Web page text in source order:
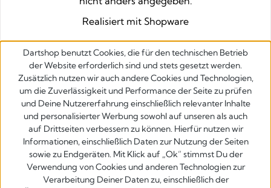
Realisiert mit Shopware
Dartshop benutzt Cookies, die für den technischen Betrieb
der Website erforderlich sind und stets gesetzt werden.
Zusätzlich nutzen wir auch andere Cookies und Technologien,
um die Zuverlässigkeit und Performance der Seite zu prüfen
und Deine Nutzererfahrung einschließlich relevanter Inhalte
und personalisierter Werbung sowohl auf unseren als auch
auf Drittseiten verbessern zu können. Hierfür nutzen wir
Informationen, einschließlich Daten zur Nutzung der Seiten
sowie zu Endgeräten. Mit Klick auf „Ok” stimmst Du der
Verwendung von Cookies und anderen Technologien zur
Verarbeitung Deiner Daten zu, einschließlich der